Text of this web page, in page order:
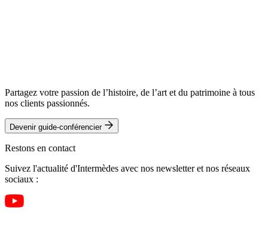
Partagez votre passion de l’histoire, de l’art et du patrimoine à tous
nos clients passionnés.
Devenir guide-conférencier
Restons en contact
Suivez l'actualité d'Intermèdes avec nos newsletter et nos réseaux
sociaux :